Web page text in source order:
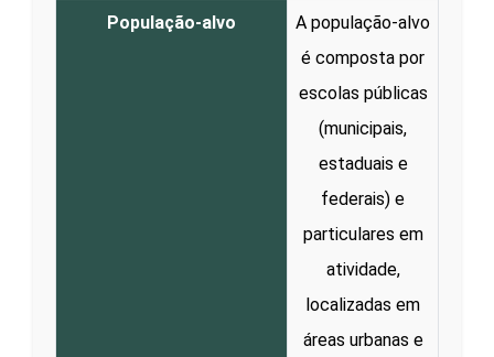
População-alvo
A população-alvo
é composta por
escolas públicas
(municipais,
estaduais e
federais) e
particulares em
atividade,
localizadas em
áreas urbanas e